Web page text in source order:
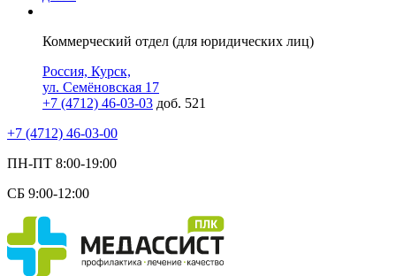
Коммерческий отдел (для юридических лиц)
Россия, Курск,
ул. Семёновская 17
+7 (4712) 46-03-03 доб. 521
+7 (4712) 46-03-00
ПН-ПТ 8:00-19:00
СБ 9:00-12:00